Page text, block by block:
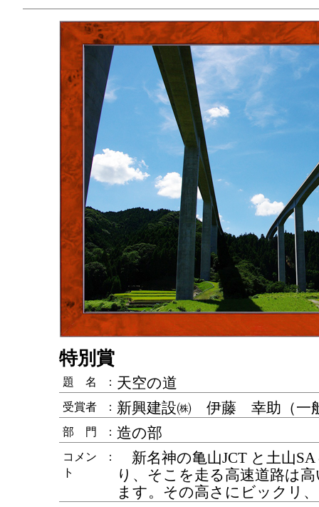
特別賞
題 名 ： 天空の道
受賞者 ： 新興建設㈱ 伊藤 幸助（一
部 門 ： 造の部
コメン
ト
：
新名神の亀山JCT と土山
り、そこを走る高速道路は
ます。その高さにビックリ